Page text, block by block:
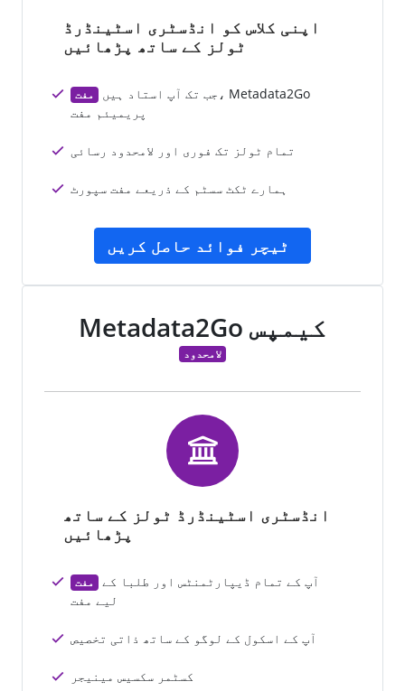
اپنی کلاس کو انڈسٹری اسٹینڈرڈ
ٹولز کے ساتھ پڑھائیں
مفت جب تک آپ استاد ہیں، Metadata2Go
پریمیئم مفت
تمام ٹولز تک فوری اور لامحدود رسائی
ہمارے ٹکٹ سسٹم کے ذریعے مفت سپورٹ
ٹیچر فوائد حاصل کریں
Metadata2Go کیمپس
لامحدود
انڈسٹری اسٹینڈرڈ ٹولز کے ساتھ
پڑھائیں
مفت آپ کے تمام ڈیپارٹمنٹس اور طلبا کے
لیے مفت
آپ کے اسکول کے لوگو کے ساتھ ذاتی تخصیص
کسٹمر سکسیس مینیجر